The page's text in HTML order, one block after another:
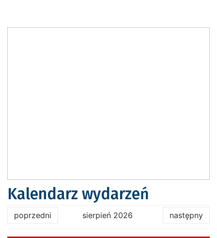
Kalendarz wydarzeń
poprzedni sierpień 2026 następny